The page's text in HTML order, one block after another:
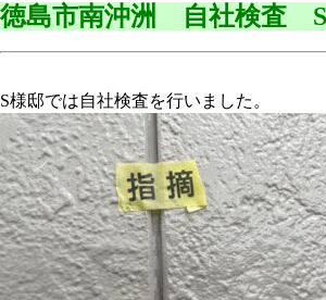
徳島市南沖洲 自社検査
S様邸では自社検査を行いました。